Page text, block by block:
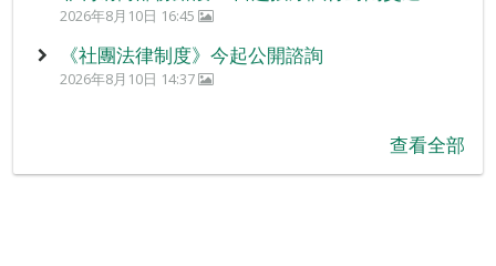
2026年8月10日 16:45
《社團法律制度》今起公開諮詢
2026年8月10日 14:37
查看全部